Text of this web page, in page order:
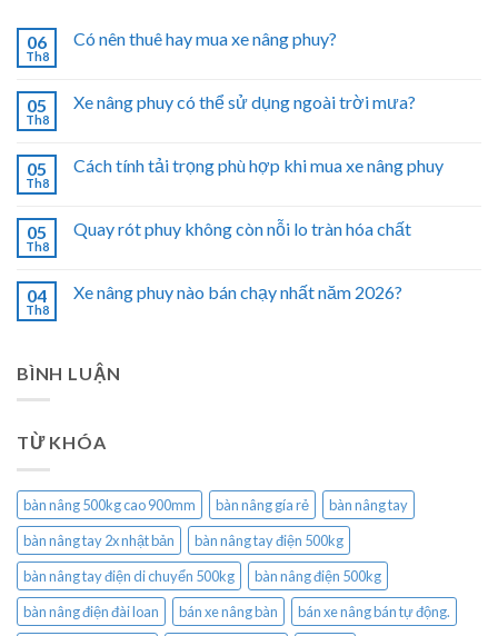
06
Th8
Có nên thuê hay mua xe nâng phuy?
05
Th8
Xe nâng phuy có thể sử dụng ngoài trời mưa?
05
Th8
Cách tính tải trọng phù hợp khi mua xe nâng phuy
05
Th8
Quay rót phuy không còn nỗi lo tràn hóa chất
04
Th8
Xe nâng phuy nào bán chạy nhất năm 2026?
BÌNH LUẬN
TỪ KHÓA
bàn nâng 500kg cao 900mm bàn nâng gía rẻ
bàn nâng tay
bàn nâng tay 2x nhật bản
bàn nâng tay điện 500kg
bàn nâng tay điện di chuyển 500kg
bàn nâng điện 500kg
bàn nâng điện đài loan
bán xe nâng bàn
bán xe nâng bán tự động.